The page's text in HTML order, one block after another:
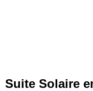
Suite Solaire